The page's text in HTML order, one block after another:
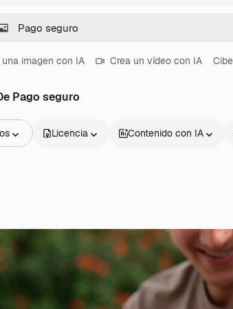
una imagen con IA Crea un vídeo con IA
Pago seguro
vídeo
de vídeos
3D
Licencia Contenido con IA